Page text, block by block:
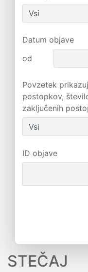
Datum objave
od
Povzetek
postopkov,
zaključenih
ID objave
STEČAJ